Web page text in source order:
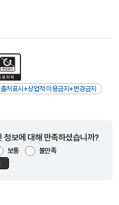
처표시+상업적 이용금지+변경금지
정보에 대해 만족하셨습니까?
보통
불만족